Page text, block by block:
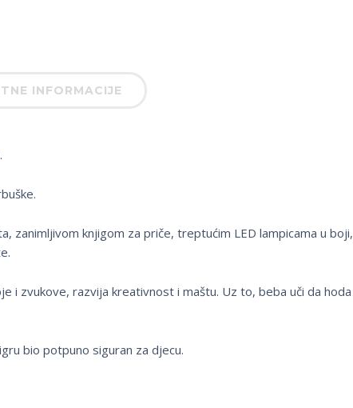
INFORMACIJE
zanimljivom knjigom za priče, treptućim LED lampicama u boji,
i zvukove, razvija kreativnost i maštu. Uz to, beba uči da hoda
bio potpuno siguran za djecu.